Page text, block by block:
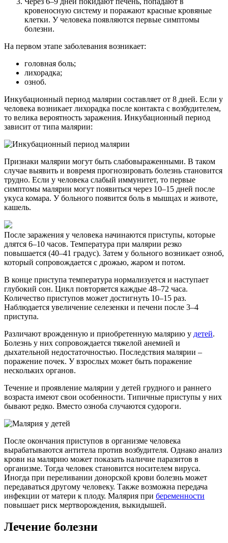
кровеносную систему и поражают красные кровяные
клетки. У человека появляются первые симптомы
болезни.
На первом этапе заболевания возникает:
головная боль;
лихорадка;
озноб.
Инкубационный период малярии составляет от 8 дней. Если у
человека возникает лихорадка после контакта с возбудителем,
то велика вероятность заражения. Инкубационный период
зависит от типа малярии:
Признаки малярии могут быть слабовыраженными. В таком
случае выявить и вовремя прогнозировать болезнь становится
трудно. Если у человека слабый иммунитет, то первые
симптомы малярии могут появиться через 10–15 дней после
укуса комара. У больного появится боль в мышцах и животе,
кашель.
После заражения у человека начинаются приступы, которые
длятся 6–10 часов. Температура при малярии резко
повышается (40–41 градус). Затем у больного возникает озноб,
который сопровождается с дрожью, жаром и потом.
В конце приступа температура нормализуется и наступает
глубокий сон. Цикл повторяется каждые 48–72 часа.
Количество приступов может достигнуть 10–15 раз.
Наблюдается увеличение селезенки и печени после 3–4
приступа.
Различают врожденную и приобретенную малярию у детей.
Болезнь у них сопровождается тяжелой анемией и
дыхательной недостаточностью. Последствия малярии –
поражение почек. У взрослых может быть поражение
нескольких органов.
Течение и проявление малярии у детей грудного и раннего
возраста имеют свои особенности. Типичные приступы у них
бывают редко. Вместо озноба случаются судороги.
После окончания приступов в организме человека
вырабатываются антитела против возбудителя. Однако анализ
крови на малярию может показать наличие паразитов в
организме. Тогда человек становится носителем вируса.
Иногда при переливании донорской крови болезнь может
передаваться другому человеку. Также возможна передача
инфекции от матери к плоду. Малярия при беременности
повышает риск мертворождения, выкидышей.
Лечение болезни